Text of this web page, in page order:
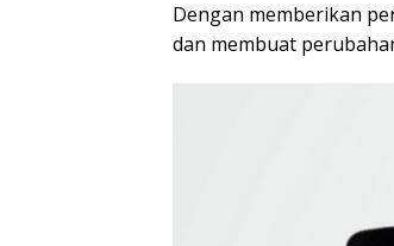
Dengan memberikan
dan membuat